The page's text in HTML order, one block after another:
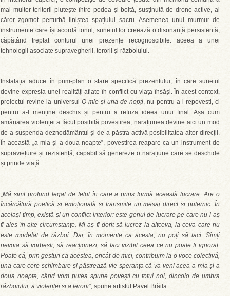
mai multor teritorii plutește între podea și boltă, susținută de drone active, al
căror zgomot perturbă liniștea spațiului sacru. Asemenea unui murmur de
instrumente care își acordă tonul, sunetul lor creează o disonanță persistentă,
căpătând treptat conturul unei prezențe recognoscibile: aceea a unei
tehnologii asociate supravegherii, terorii și războiului.
Instalația aduce în prim-plan o stare specifică prezentului, în care sunetul
devine expresia unei realități aflate în conflict cu viața însăși. În acest context,
proiectul revine la universul O mie și una de nopți, nu pentru a-l repovesti, ci
pentru a-l menține deschis și pentru a refuza ideea unui final. Așa cum
amânarea violenței a făcut posibilă povestirea, narațiunea devine aici un mod
de a suspenda deznodământul și de a păstra activă posibilitatea altor direcții.
În această „a mia și a doua noapte”, povestirea reapare ca un instrument de
supraviețuire și rezistență, capabil să genereze o narațiune care se deschide
și prinde viață.
„Mă simt profund legat de felul în care a prins formă această lucrare. Are o
încărcătură poetică și emoțională și transmite un mesaj direct și puternic. În
același timp, există și un conflict interior: este genul de lucrare pe care nu l-aș
fi ales în alte circumstanțe. Mi-aș fi dorit să lucrez la altceva, la ceva care nu
este modelat de război. Dar, în momente ca acesta, nu poți să taci. Simți
nevoia să vorbești, să reacționezi, să faci vizibil ceea ce nu poate fi ignorat.
Poate că, prin gesturi ca acestea, oricât de mici, contribuim la o voce colectivă,
una care cere schimbare și păstrează vie speranța că va veni acea a mia și a
doua noapte, când vom putea spune povești cu totul noi, dincolo de umbra
războiului, a violenței și a terorii”,spune artistul Pavel Brăila.